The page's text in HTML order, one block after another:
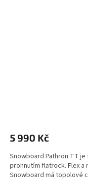
5 990 Kč
Snowboard Pathron TT
prohnutím flatrock. Flex a
Snowboard má topolové